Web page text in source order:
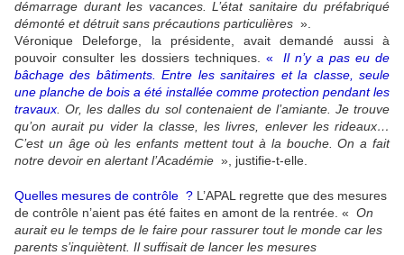
démarrage durant les vacances. L’état sanitaire du préfabriqué
démonté et détruit sans précautions particulières ».
Véronique Deleforge, la présidente, avait demandé aussi à
pouvoir consulter les dossiers techniques. «Il n’y a pas eu de
bâchage des bâtiments.
Entre les sanitaires et la classe, seule
une planche de bois a été installée comme protection pendant les
travaux . Or, les dalles du sol contenaient de l’amiante. Je trouve
qu’on aurait pu vider la classe, les livres, enlever les rideaux…
C’est un âge où les enfants mettent tout à la bouche. On a fait
notre devoir en alertant l’Académie », justifie-t-elle.
Quelles mesures de contrôle ? L’APAL regrette que des mesures
de contrôle n’aient pas été faites en amont de la rentrée. « On
aurait eu le temps de le faire pour rassurer tout le monde car les
parents s’inquiètent. Il suffisait de lancer les mesures